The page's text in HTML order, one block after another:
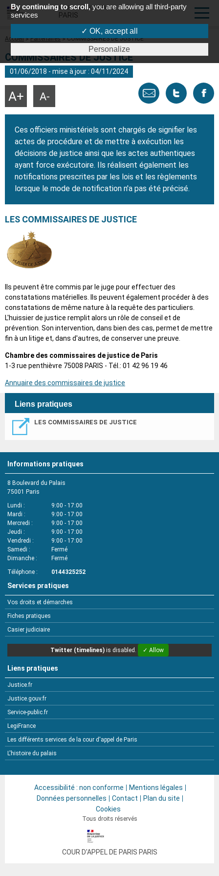
COUR D'APPEL DE PARIS
PARIS
Fil
Accueil Partenaires COMMISSAIRES DE JUSTICE
COMMISSAIRES DE JUSTICE
01/06/2018 - mise à jour : 04/11/2024
Envoyer
email
Tweeter
page
Agrandir
texte
Réduire
Ces officiers ministériels sont chargés de signifier les
actes de procédure et de mettre à exécution les
décisions de justice ainsi que les actes authentiques
ayant force exécutoire. Ils réalisent également les
notifications prescrites par les lois et les règlements
lorsque le mode de notification n'a pas été précisé.
LES COMMISSAIRES DE JUSTICE
Ils peuvent être commis par le juge pour effectuer des
constatations matérielles. Ils peuvent également procéder à des
constatations de même nature à la requête des particuliers.
L'huissier de justice remplit alors un rôle de conseil et de
prévention. Son intervention, dans bien des cas, permet de mettre
fin à un litige et, dans d'autres, de conserver une preuve.
Chambre des commissaires de justice de Paris
1-3 rue penthièvre 75008 PARIS - Tél.: 01 42 96 19 46
Annuaire des commissaires de justice
Liens pratiques
LES COMMISSAIRES DE JUSTICE
Informations pratiques
8 Boulevard du Palais
75001 Paris
Lundi
9:00 - 17:00
Mardi
9:00 - 17:00
Mercredi
9:00 - 17:00
Jeudi
9:00 - 17:00
Vendredi
9:00 - 17:00
Samedi
Fermé
Dimanche
Fermé
Téléphone
0144325252
Services pratiques
Vos droits et démarches
Fiches pratiques
Casier judiciaire
Twitter (timelines) is disabled. ✓ Allow
Liens pratiques
Justice.fr
Justice.gouv.fr
Service-public.fr
LegiFrance
Les différents services de la cour d'appel de Paris
L'histoire du palais
COUR D'APPEL DE PARIS PARIS
Accessibilité : non conforme
Mentions légales
Données personnelles
Contact
Plan du site
Cookies
Tous droits réservés
By continuing to scroll, you are allowing all third-party
services
✓ OK, accept all
Personalize